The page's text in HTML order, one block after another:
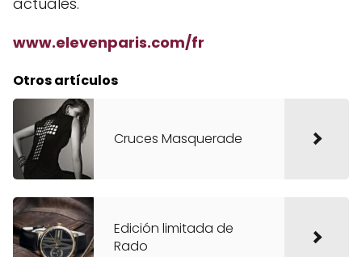
www.elevenparis.com/fr
Otros artículos
Cruces Masquerade
Edición limitada de
Rado